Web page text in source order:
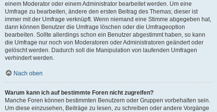
einem Moderator oder einem Administrator bearbeitet werden. Um eine
Umfrage zu bearbeiten, ändere den ersten Beitrag des Themas; dieser ist
immer mit der Umfrage verknüpft. Wenn niemand eine Stimme abgegeben hat,
dann können Benutzer die Umfrage löschen oder die Umfrageoption
bearbeiten. Sollte allerdings schon ein Benutzer abgestimmt haben, so kann
die Umfrage nur noch von Moderatoren oder Administratoren geändert oder
gelöscht werden. Dadurch soll die Manipulation von laufenden Umfragen
verhindert werden.
Nach oben
Warum kann ich auf bestimmte Foren nicht zugreifen?
Manche Foren können bestimmten Benutzern oder Gruppen vorbehalten sein.
Um diese einzusehen, Beiträge zu lesen, zu schreiben oder andere Vorgänge